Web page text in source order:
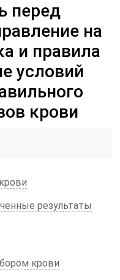
перед
на
и правила
условий
крови
результаты
крови